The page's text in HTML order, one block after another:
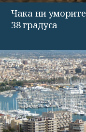
Чака ни
38 градуса